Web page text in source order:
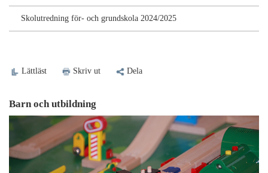
Skolutredning för- och grundskola 2024/2025
Lättläst Skriv ut Dela
Barn och utbildning